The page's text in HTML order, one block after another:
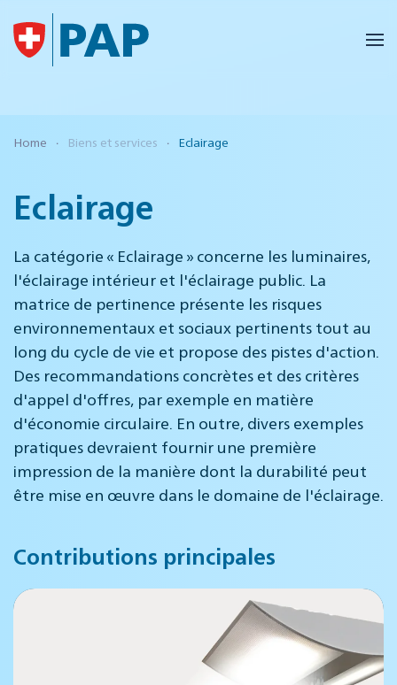
Accéder au contenu principal
Home Biens et services Eclairage
Eclairage
La catégorie « Eclairage » concerne les luminaires,
l'éclairage intérieur et l'éclairage public. La
matrice de pertinence présente les risques
environnementaux et sociaux pertinents tout au
long du cycle de vie et propose des pistes d'action.
Des recommandations concrètes et des critères
d'appel d'offres, par exemple en matière
d'économie circulaire. En outre, divers exemples
pratiques devraient fournir une première
impression de la manière dont la durabilité peut
être mise en œuvre dans le domaine de l'éclairage.
Contributions principales